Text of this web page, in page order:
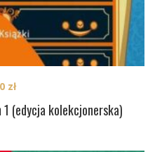
(edycja kolekcjonerska)
zł